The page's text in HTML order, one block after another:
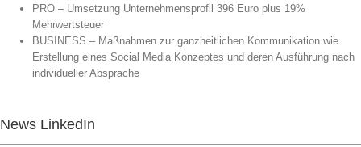
PRO – Umsetzung Unternehmensprofil 396 Euro plus 19%
Mehrwertsteuer
BUSINESS – Maßnahmen zur ganzheitlichen Kommunikation wie
Erstellung eines Social Media Konzeptes und deren Ausführung nach
individueller Absprache
News LinkedIn